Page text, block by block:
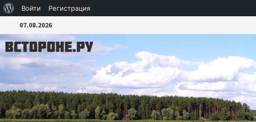
WordPress
Войти Регистрация
Перейти
к
содержимому
07.08.2026